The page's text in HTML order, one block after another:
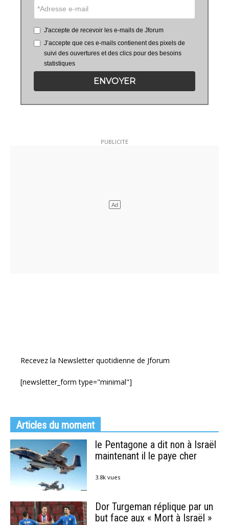
J'accepte de recevoir les e-mails de Jforum
J’accepte que ces e-mails contienent des pixels de
suivi des ouvertures et des clics pour des besoins
statistiques
ENVOYER
Recevez la Newsletter quotidienne de Jforum
[newsletter_form type="minimal"]
Articles du moment
le Pentagone a dit non à Israël
maintenant il le paye cher
3.8k vues
Dor Turgeman réplique par un
but face aux « Mort à Israël »